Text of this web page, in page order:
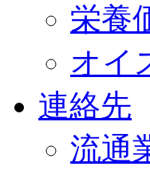
栄養
オイ
連絡先
流通